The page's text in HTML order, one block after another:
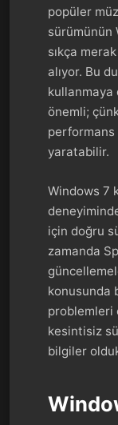
popüler
sürümünün
sıkça
alıyor. Bu
kullanmaya
önemli;
performans
yaratabilir.
Windows 7
için doğru
zamanda
konusunda
problemleri
kesintisiz
bilgiler